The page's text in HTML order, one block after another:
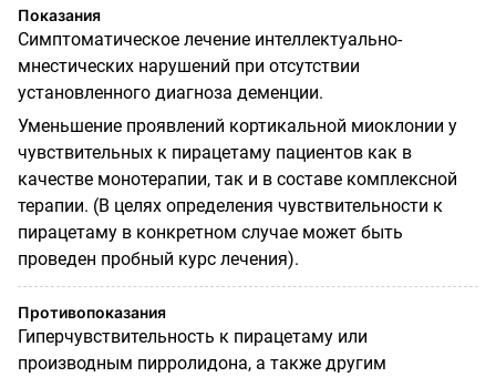
Показания
Симптоматическое лечение интеллектуально-
мнестических нарушений при отсутствии
установленного диагноза деменции.
Уменьшение проявлений кортикальной миоклонии у
чувствительных к пирацетаму пациентов как в
качестве монотерапии, так и в составе комплексной
терапии. (В целях определения чувствительности к
пирацетаму в конкретном случае может быть
проведен пробный курс лечения).
Противопоказания
Гиперчувствительность к пирацетаму или
производным пирролидона, а также другим